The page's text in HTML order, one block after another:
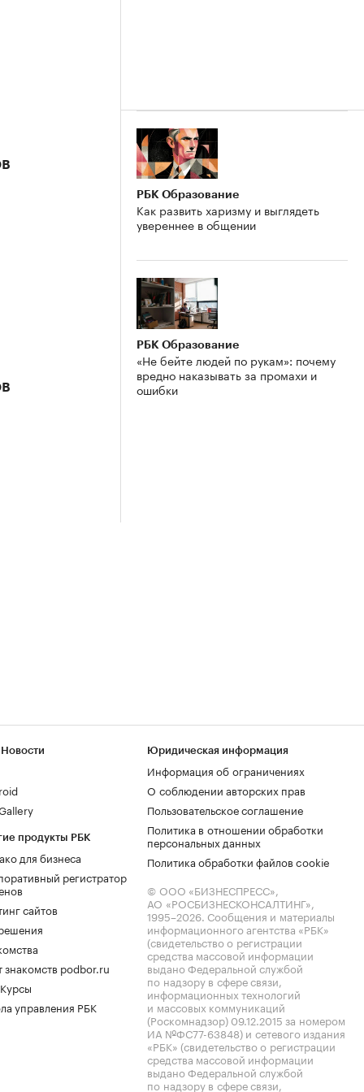
РБК Образование
Как развить харизму и выглядеть
увереннее в общении
РБК Образование
«Не бейте людей по рукам»: почему
вредно наказывать за промахи и
ошибки
продукты РБК
для бизнеса
регистратор
сайтов
знакомств podbor.ru
управления РБК
Юридическая информация
Информация об ограничениях
О соблюдении авторских прав
Пользовательское соглашение
Политика в отношении обработки
персональных данных
Политика обработки файлов cookie
© ООО «БИЗНЕСПРЕСС»,
АО «РОСБИЗНЕСКОНСАЛТИНГ»,
1995–2026. Сообщения и материалы
информационного агентства «РБК»
(свидетельство о регистрации
средства массовой информации
выдано Федеральной службой
по надзору в сфере связи,
информационных технологий
и массовых коммуникаций
(Роскомнадзор) 09.12.2015 за номером
ИА №ФС77-63848) и сетевого издания
«РБК» (свидетельство о регистрации
средства массовой информации
выдано Федеральной службой
по надзору в сфере связи,